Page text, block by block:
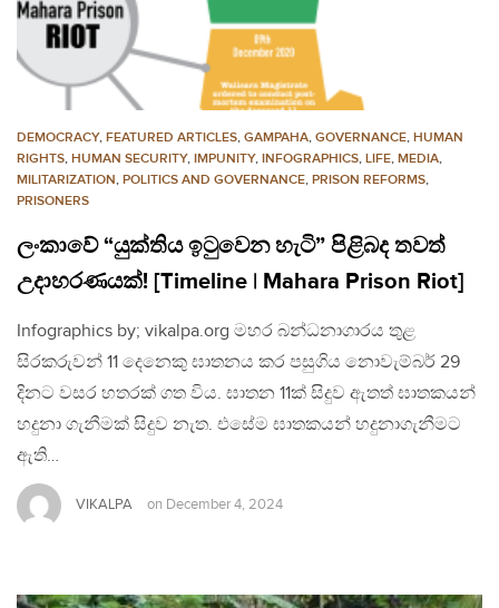
DEMOCRACY, FEATURED ARTICLES, GAMPAHA, GOVERNANCE, HUMAN
RIGHTS, HUMAN SECURITY, IMPUNITY, INFOGRAPHICS, LIFE, MEDIA,
MILITARIZATION, POLITICS AND GOVERNANCE, PRISON REFORMS,
PRISONERS
ලංකාවේ “යුක්තිය ඉටුවෙන හැටි” පිළිබද තවත්
උදාහරණයක්! [Timeline | Mahara Prison Riot]
Infographics by; vikalpa.org මහර බන්ධනාගාරය තුළ
සිරකරුවන් 11 දෙනෙකු ඝාතනය කර පසුගිය නොවැම්බර් 29
දිනට වසර හතරක් ගත විය. ඝාතන 11ක් සිදුව ඇතත් ඝාතකයන්
හදුනා ගැනීමක් සිදුව නැත. එසේම ඝාතකයන් හදුනාගැනීමට
ඇති…
VIKALPA on December 4, 2024